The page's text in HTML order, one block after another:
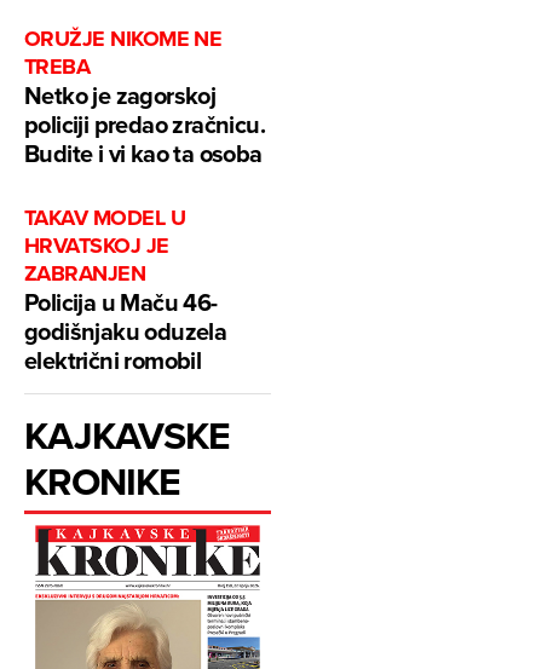
ORUŽJE NIKOME NE
TREBA
Netko je zagorskoj
policiji predao zračnicu.
Budite i vi kao ta osoba
TAKAV MODEL U
HRVATSKOJ JE
ZABRANJEN
Policija u Maču 46-
godišnjaku oduzela
električni romobil
KAJKAVSKE
KRONIKE